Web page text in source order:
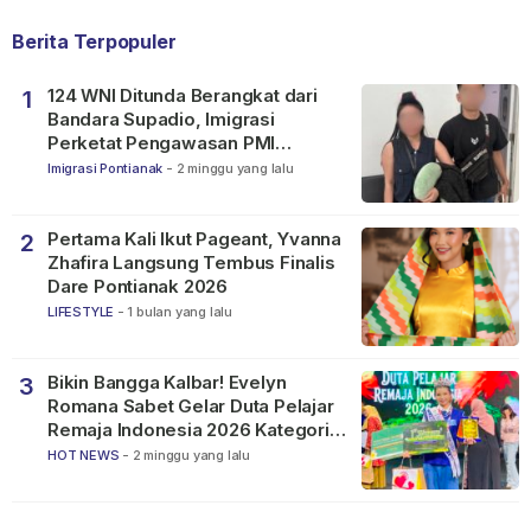
Berita Terpopuler
1
124 WNI Ditunda Berangkat dari
Bandara Supadio, Imigrasi
Perketat Pengawasan PMI
Nonprosedural
Imigrasi Pontianak - 2 minggu yang lalu
2
Pertama Kali Ikut Pageant, Yvanna
Zhafira Langsung Tembus Finalis
Dare Pontianak 2026
LIFESTYLE - 1 bulan yang lalu
3
Bikin Bangga Kalbar! Evelyn
Romana Sabet Gelar Duta Pelajar
Remaja Indonesia 2026 Kategori
SMP
HOT NEWS - 2 minggu yang lalu